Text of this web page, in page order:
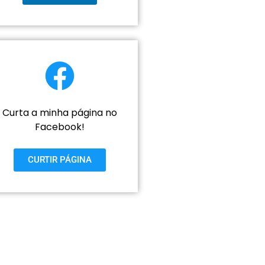
Curta a minha página no
Facebook!
CURTIR PÁGINA